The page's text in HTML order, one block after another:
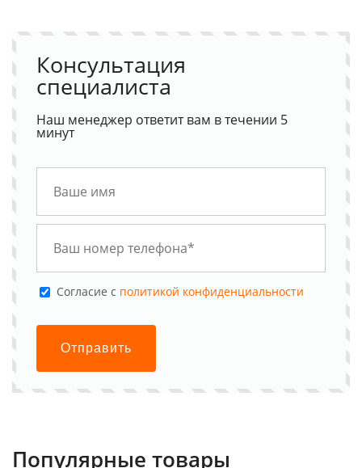
Консультация
специалиста
Наш менеджер ответит вам в течении 5
минут
Cогласие с политикой конфиденциальности
Отправить
Популярные товары